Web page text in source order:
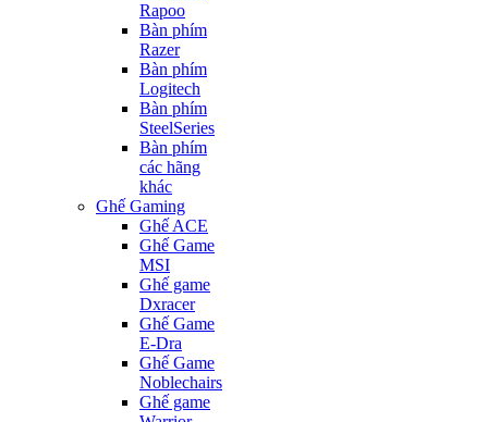
Rapoo
Bàn phím
Razer
Bàn phím
Logitech
Bàn phím
SteelSeries
Bàn phím
các hãng
khác
Ghế Gaming
Ghế ACE
Ghế Game
MSI
Ghế game
Dxracer
Ghế Game
E-Dra
Ghế Game
Noblechairs
Ghế game